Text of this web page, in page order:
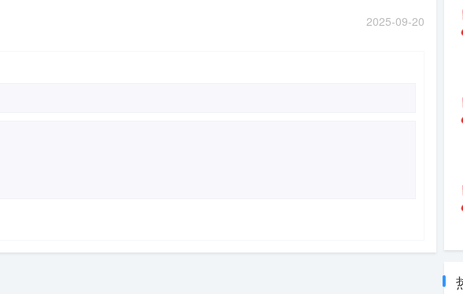
2025-09-20